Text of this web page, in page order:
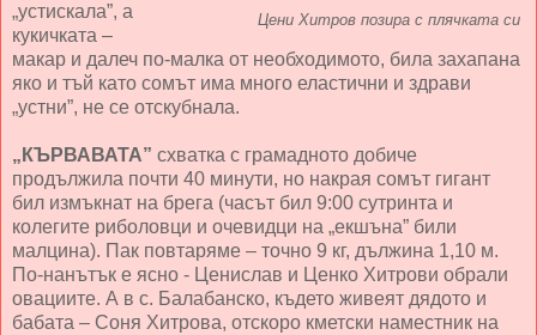
Цени Хитров позира с плячката си
„устискала”, а
кукичката –
макар и далеч по-малка от необходимото, била захапана
яко и тъй като сомът има много еластични и здрави
„устни”, не се отскубнала.
„КЪРВАВАТА” схватка с грамадното добиче
продължила почти 40 минути, но накрая сомът гигант
бил измъкнат на брега (часът бил 9:00 сутринта и
колегите риболовци и очевидци на „екшъна” били
малцина). Пак повтаряме – точно 9 кг, дължина 1,10 м.
По-нанътък е ясно - Ценислав и Ценко Хитрови обрали
овациите. А в с. Балабанско, където живеят дядото и
бабата – Соня Хитрова, отскоро кметски наместник на